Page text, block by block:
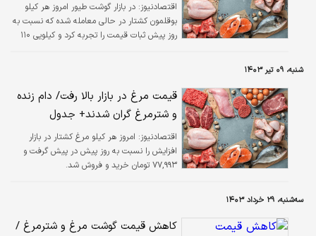
اقتصادنیوز: در بازار گوشت طیور امروز هر کیلو
بوقلمون کشتار در حالی معامله شده که نسبت به
روز پیش ثبات قیمت را تجربه کرد و کیلویی ۱۱۰
شنبه، ۰۹ تیر ۱۴۰۳
قیمت مرغ در بازار بالا رفت/ دام زنده
و شترمرغ گران شدند+‌ جدول
اقتصادنیوز: امروز هر کیلو مرغ کشتار در بازار
افزایش را نسبت به روز پیش در پیش گرفت و
۷۷,۹۹۳ تومان خرید و فروش شد.
سه‌شنبه، ۲۹ خرداد ۱۴۰۳
کاهش قیمت گوشت مرغ و شترمرغ /